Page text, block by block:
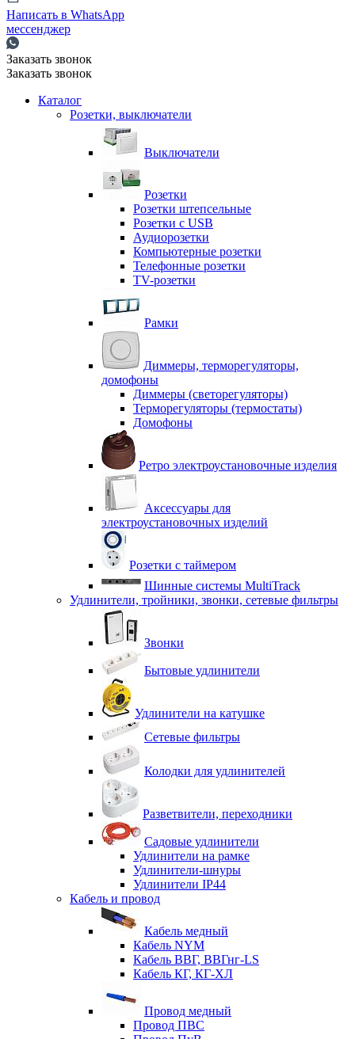
Написать в WhatsApp
мессенджер
Заказать звонок
Заказать звонок
Каталог
Розетки, выключатели
Выключатели
Розетки
Розетки штепсельные
Розетки с USB
Аудиорозетки
Компьютерные розетки
Телефонные розетки
TV-розетки
Рамки
Диммеры, терморегуляторы,
домофоны
Диммеры (светорегуляторы)
Терморегуляторы (термостаты)
Домофоны
Ретро электроустановочные изделия
Аксессуары для
электроустановочных изделий
Розетки с таймером
Шинные системы MultiTrack
Удлинители, тройники, звонки, сетевые фильтры
Звонки
Бытовые удлинители
Удлинители на катушке
Сетевые фильтры
Колодки для удлинителей
Разветвители, переходники
Садовые удлинители
Удлинители на рамке
Удлинители-шнуры
Удлинители IP44
Кабель и провод
Кабель медный
Кабель NYM
Кабель ВВГ, ВВГнг-LS
Кабель КГ, КГ-ХЛ
Провод медный
Провод ПВС